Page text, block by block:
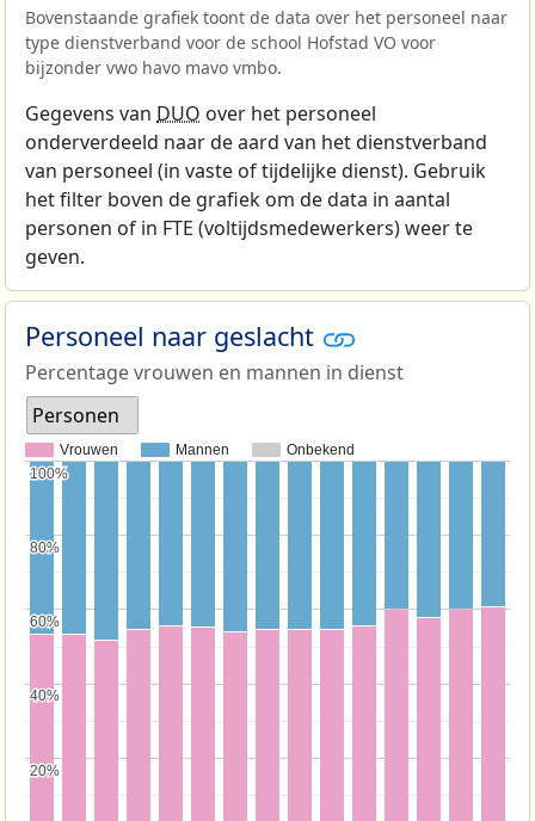
Bovenstaande grafiek toont de data over het personeel naar
type dienstverband voor de school Hofstad VO voor
bijzonder vwo havo mavo vmbo.
Gegevens van DUO over het personeel
onderverdeeld naar de aard van het dienstverband
van personeel (in vaste of tijdelijke dienst). Gebruik
het filter boven de grafiek om de data in aantal
personen of in FTE (voltijdsmedewerkers) weer te
geven.
Personeel naar geslacht
Percentage vrouwen en mannen in dienst
Personen
Vrouwen Mannen Onbekend
20%
20%
40%
40%
60%
60%
80%
80%
100%
100%